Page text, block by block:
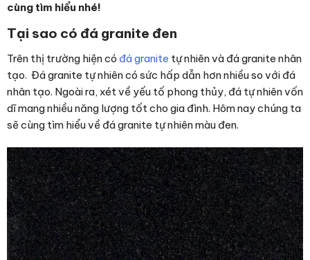
cùng tìm hiểu nhé!
Tại sao có đá granite đen
Trên thị trường hiện có đá granite tự nhiên và đá granite nhân
tạo. Đá granite tự nhiên có sức hấp dẫn hơn nhiều so với đá
nhân tạo. Ngoài ra, xét về yếu tố phong thủy, đá tự nhiên vốn
dĩ mang nhiều năng lượng tốt cho gia đình. Hôm nay chúng ta
sẽ cùng tìm hiểu về đá granite tự nhiên màu đen.